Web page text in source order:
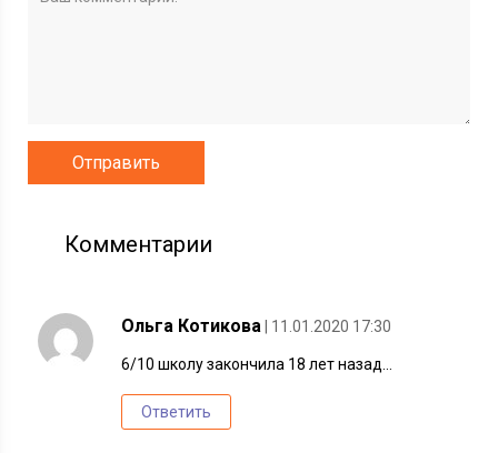
Комментарии
Ольга Котикова | 11.01.2020 17:30
6/10 школу закончила 18 лет назад…
Ответить